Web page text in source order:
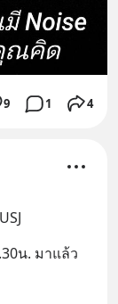
9 1 4
น. มาแล้ว